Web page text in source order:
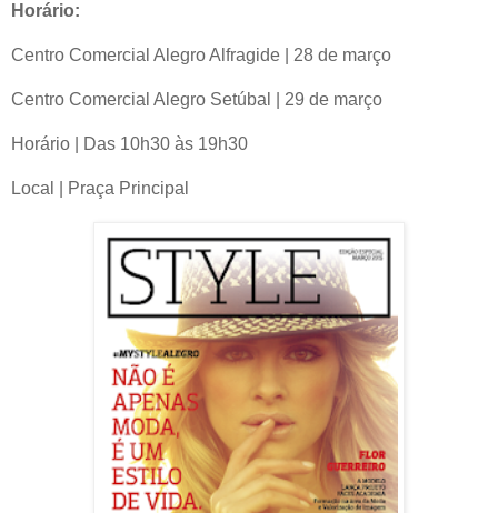
Horário:
Centro Comercial Alegro Alfragide | 28 de março
Centro Comercial Alegro Setúbal | 29 de março
Horário | Das 10h30 às 19h30
Local | Praça Principal